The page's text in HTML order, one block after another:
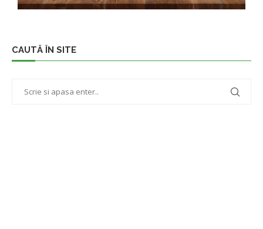
CAUTĂ ÎN SITE